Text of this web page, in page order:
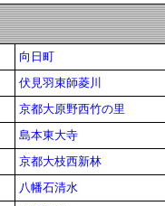
向日町
伏見羽束師菱川
京都大原野西竹の里
島本東大寺
京都大枝西新林
八幡石清水